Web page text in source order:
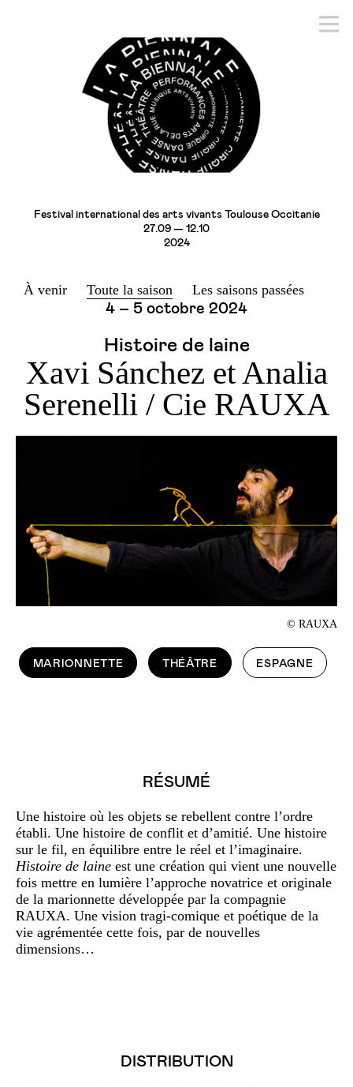
Festival international des arts vivants Toulouse Occitanie
27.09 — 12.10
2024
À venir Toute la saison
Les saisons passées
4 – 5 octobre 2024
Histoire de laine
Xavi Sánchez et Analia
Serenelli / Cie RAUXA
© RAUXA
MARIONNETTE THÉÂTRE ESPAGNE
RÉSUMÉ
Une histoire où les objets se rebellent contre l’ordre
établi. Une histoire de conflit et d’amitié. Une histoire
sur le fil, en équilibre entre le réel et l’imaginaire.
Histoire de laine est une création qui vient une nouvelle
fois mettre en lumière l’approche novatrice et originale
de la marionnette développée par la compagnie
RAUXA. Une vision tragi-comique et poétique de la
vie agrémentée cette fois, par de nouvelles
dimensions…
DISTRIBUTION